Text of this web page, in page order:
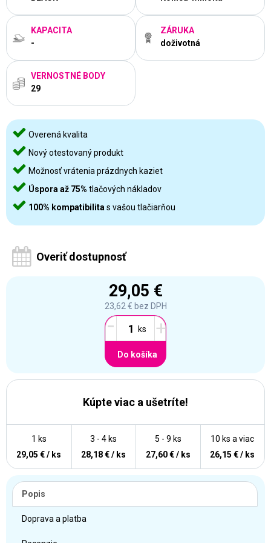
KAPACITA
-
ZÁRUKA
doživotná
VERNOSTNÉ BODY
29
Overená kvalita
Nový otestovaný produkt
Možnosť vrátenia prázdnych kaziet
Úspora až 75% tlačových nákladov
100% kompatibilita s vašou tlačiarňou
Overiť dostupnosť
29,05 €
23,62 € bez DPH
- +
Do košíka
Kúpte viac a ušetríte!
10 ks a viac
26,15 € / ks
5 - 9 ks
27,60 € / ks
3 - 4 ks
28,18 € / ks
1 ks
29,05 € / ks
Popis
Doprava a platba